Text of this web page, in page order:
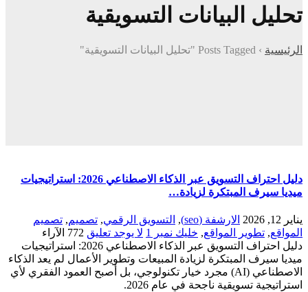
تحليل البيانات التسويقية
الرئيسية › Posts Tagged "تحليل البيانات التسويقية"
دليل احتراف التسويق عبر الذكاء الاصطناعي 2026: استراتيجيات
ميديا سيرف المبتكرة لزيادة…
يناير 12, 2026 الارشفة (seo) , التسويق الرقمي, تصميم, تصميم
المواقع, تطوير المواقع, خليك نمبر 1 لا يوجد تعليق 772 الآراء
دليل احتراف التسويق عبر الذكاء الاصطناعي 2026: استراتيجيات
ميديا سيرف المبتكرة لزيادة المبيعات وتطوير الأعمال لم يعد الذكاء
الاصطناعي (AI) مجرد خيار تكنولوجي، بل أصبح العمود الفقري لأي
استراتيجية تسويقية ناجحة في عام 2026.